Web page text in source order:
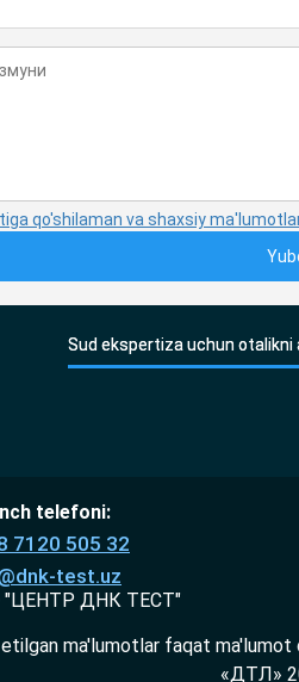
qo'shilaman va shaxsiy
Sud ekspertiza uchun otalikni
telefoni:
7120 505 32
test.uz
ДНК ТЕСТ"
ma'lumotlar faqat ma'lumot
«ДТЛ»